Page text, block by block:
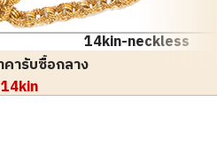
14kin-neckless
คารับซื้อกลาง
14kin